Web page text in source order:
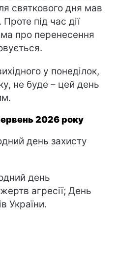
святкового дня мав
під час дії
про перенесення
у понеділок,
не буде – цей день
2026 року
день захисту
день
агресії; День
України.